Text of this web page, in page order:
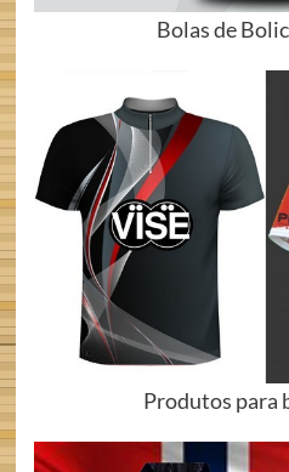
Bolas de
Produtos para